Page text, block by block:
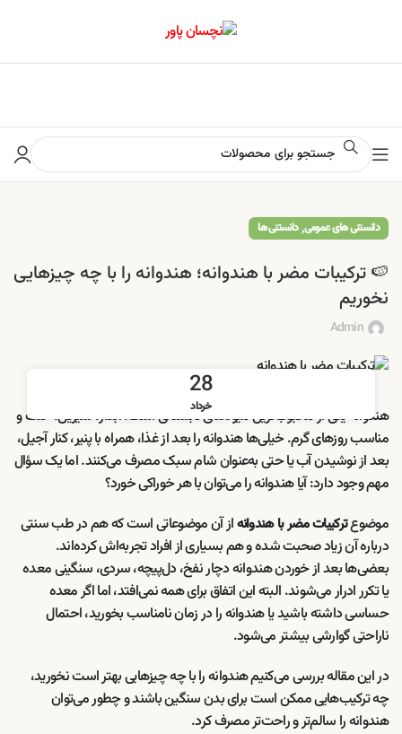
دانستنی های عمومی,دانستنی ها
🍉 ترکیبات مضر با هندوانه؛ هندوانه را با چه چیزهایی
نخوریم
Admin
28
خرداد
هندوانه یکی از محبوب‌ترین میوه‌های تابستانی است؛ آبدار، شیرین، خنک و
مناسب روزهای گرم. خیلی‌ها هندوانه را بعد از غذا، همراه با پنیر، کنار آجیل،
بعد از نوشیدن آب یا حتی به‌عنوان شام سبک مصرف می‌کنند. اما یک سؤال
مهم وجود دارد: آیا هندوانه را می‌توان با هر خوراکی خورد؟
موضوعترکیبات مضر با هندوانهاز آن موضوعاتی است که هم در طب سنتی
درباره آن زیاد صحبت شده و هم بسیاری از افراد تجربه‌اش کرده‌اند.
بعضی‌ها بعد از خوردن هندوانه دچار نفخ، دل‌پیچه، سردی، سنگینی معده
یا تکرر ادرار می‌شوند. البته این اتفاق برای همه نمی‌افتد، اما اگر معده
حساسی داشته باشید یا هندوانه را در زمان نامناسب بخورید، احتمال
ناراحتی گوارشی بیشتر می‌شود.
در این مقاله بررسی می‌کنیم هندوانه را با چه چیزهایی بهتر است نخورید،
چه ترکیب‌هایی ممکن است برای بدن سنگین باشند و چطور می‌توان
هندوانه را سالم‌تر و راحت‌تر مصرف کرد.